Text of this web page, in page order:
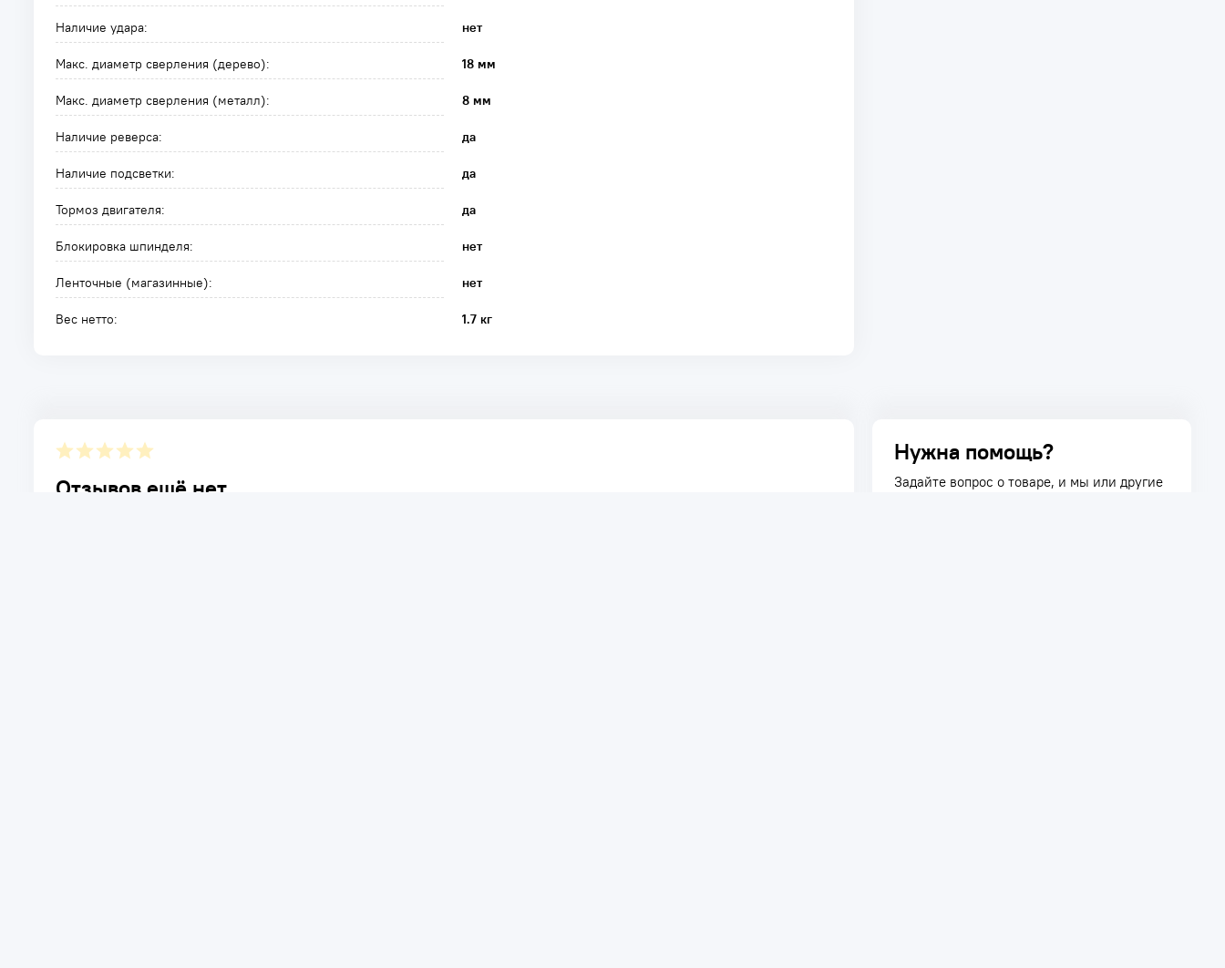
Наличие удара: нет
Макс. диаметр сверления (дерево): 18 мм
Макс. диаметр сверления (металл): 8 мм
Наличие реверса: да
Наличие подсветки: да
Тормоз двигателя: да
Блокировка шпинделя: нет
Ленточные (магазинные): нет
Вес нетто: 1.7 кг
Отзывов ещё нет.
Нужна помощь?
Задайте вопрос о товаре, и мы или другие